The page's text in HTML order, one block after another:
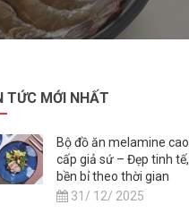
TỨC MỚI NHẤT
Bộ đồ ăn melamine cao
cấp giả sứ – Đẹp tinh tế,
bền bỉ theo thời gian
31/ 12/ 2025